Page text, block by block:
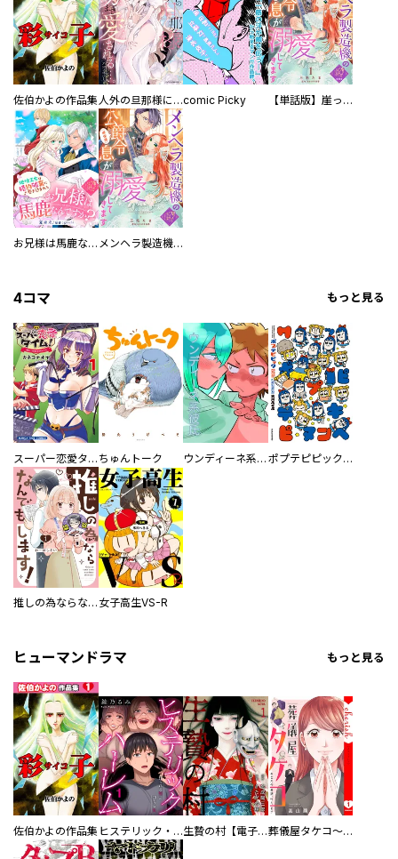
佐伯かよの作品集 人外の旦那様に娶られ毎晩ナカまで愛される…。アンソロジーcomic Picky 【単話版】崖っぷち令嬢ですが、意地と策略で幸せになります！シリーズ
お兄様は馬鹿なんですか？～地味王女は婚約破棄に巻き込まれる～ メンヘラ製造機の公爵令息（過保護）が溺愛してきます
4コマ もっと見る
スーパー恋愛タイム！～現場でドＳな彼女は自宅でデレる～ ちゅんトーク ウンディーネ系彼氏 ポプテピピック SEASON EIGHT
推しの為ならなんでもします！ 女子高生VS-R
ヒューマンドラマ もっと見る
佐伯かよの作品集 ヒステリック・ハーレム～搾られる男と堕ちる女～【電子単行本版】 生贄の村【電子単行本版】 葬儀屋タケコ～あなたの最期、叶えます【電子単行本版】